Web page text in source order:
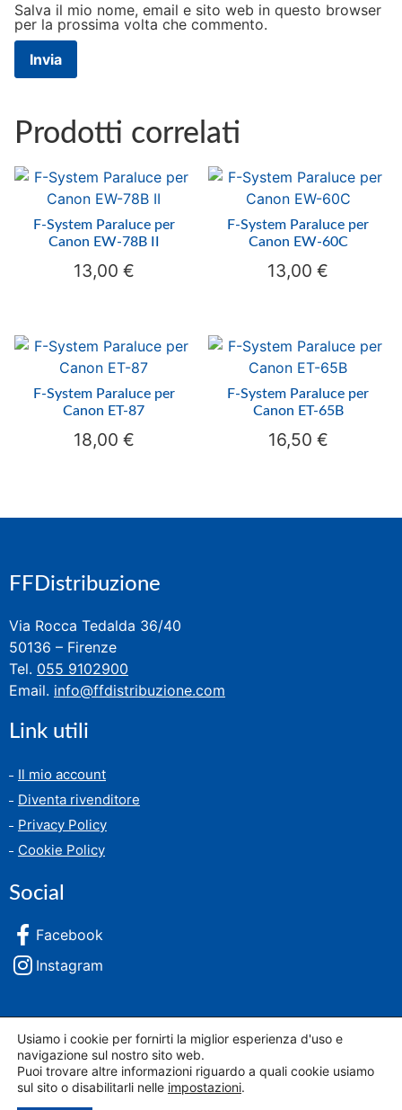
Salva il mio nome, email e sito web in questo browser
per la prossima volta che commento.
Prodotti correlati
F-System Paraluce per
Canon EW-78B II
13,00 €
F-System Paraluce per
Canon EW-60C
13,00€
F-System Paraluce per
Canon ET-87
18,00 €
F-System Paraluce per
Canon ET-65B
16,50 €
FFDistribuzione
Via Rocca Tedalda 36/40
50136 – Firenze
Tel. 055 9102900
Email. info@ffdistribuzione.com
Link utili
Il mio account
Diventa rivenditore
Privacy Policy
Cookie Policy
Social
Facebook
Instagram
© 2026 FFDistribuzione SRL | via rocca tedalda 36/40, 50136, Firenze | P.I.
07233890487 | REA FI-689265
Creato da: Leonardo Barni
Usiamo i cookie per fornirti la miglior esperienza d'uso e
navigazione sul nostro sito web.
Puoi trovare altre informazioni riguardo a quali cookie usiamo
sul sito o disabilitarli nelle impostazioni.